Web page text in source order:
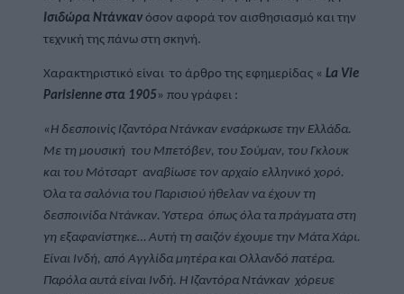
Ισιδώρα Ντάνκαν όσον αφορά τον αισθησιασμό και την
τεχνική της πάνω στη σκηνή.
Χαρακτηριστικό είναι  το άρθρο της εφημερίδας « La Vie
Parisienne στα 1905 » που γράφει :
«Η δεσποινίς Ιζαντόρα Ντάνκαν ενσάρκωσε την Ελλάδα.
Με τη μουσική  του Μπετόβεν, του Σούμαν, του Γκλουκ
και του Μότσαρτ  αναβίωσε τον αρχαίο ελληνικό χορό.
Όλα τα σαλόνια του Παρισιού ήθελαν να έχουν τη
δεσποινίδα Ντάνκαν. Ύστερα  όπως όλα τα πράγματα στη
γη εξαφανίστηκε… Αυτή τη σαιζόν έχουμε την Μάτα Χάρι.
Είναι Ινδή, από Αγγλίδα μητέρα και Ολλανδό πατέρα.
Παρόλα αυτά είναι Ινδή. Η Ιζαντόρα Ντάνκαν  χόρευε